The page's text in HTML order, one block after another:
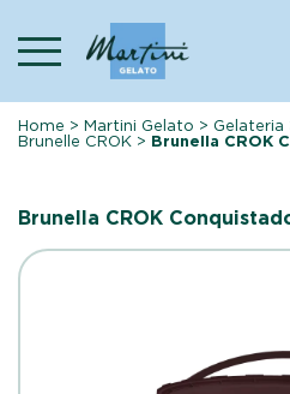
content
Home >Martini Gelato > Gelateria
Brunelle CROK > Brunella CROK
Brunella CROK